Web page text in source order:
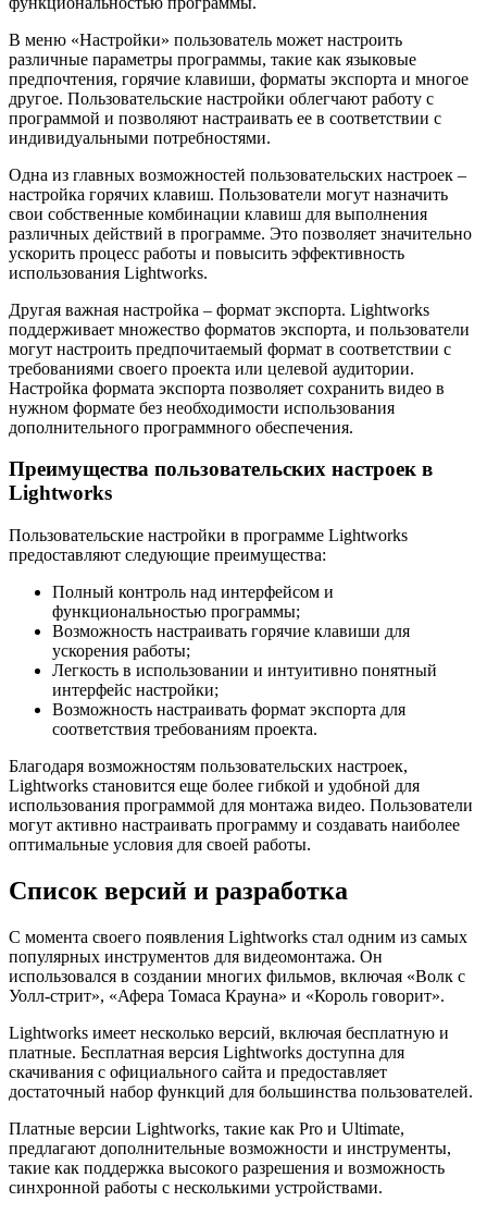
В меню «Настройки» пользователь может настроить
различные параметры программы, такие как языковые
предпочтения, горячие клавиши, форматы экспорта и многое
другое. Пользовательские настройки облегчают работу с
программой и позволяют настраивать ее в соответствии с
индивидуальными потребностями.
Одна из главных возможностей пользовательских настроек –
настройка горячих клавиш. Пользователи могут назначить
свои собственные комбинации клавиш для выполнения
различных действий в программе. Это позволяет значительно
ускорить процесс работы и повысить эффективность
использования Lightworks.
Другая важная настройка – формат экспорта. Lightworks
поддерживает множество форматов экспорта, и пользователи
могут настроить предпочитаемый формат в соответствии с
требованиями своего проекта или целевой аудитории.
Настройка формата экспорта позволяет сохранить видео в
нужном формате без необходимости использования
дополнительного программного обеспечения.
Преимущества пользовательских настроек в
Lightworks
Пользовательские настройки в программе Lightworks
предоставляют следующие преимущества:
Полный контроль над интерфейсом и
функциональностью программы;
Возможность настраивать горячие клавиши для
ускорения работы;
Легкость в использовании и интуитивно понятный
интерфейс настройки;
Возможность настраивать формат экспорта для
соответствия требованиям проекта.
Благодаря возможностям пользовательских настроек,
Lightworks становится еще более гибкой и удобной для
использования программой для монтажа видео. Пользователи
могут активно настраивать программу и создавать наиболее
оптимальные условия для своей работы.
Список версий и разработка
С момента своего появления Lightworks стал одним из самых
популярных инструментов для видеомонтажа. Он
использовался в создании многих фильмов, включая «Волк с
Уолл-стрит», «Афера Томаса Крауна» и «Король говорит».
Lightworks имеет несколько версий, включая бесплатную и
платные. Бесплатная версия Lightworks доступна для
скачивания с официального сайта и предоставляет
достаточный набор функций для большинства пользователей.
Платные версии Lightworks, такие как Pro и Ultimate,
предлагают дополнительные возможности и инструменты,
такие как поддержка высокого разрешения и возможность
синхронной работы с несколькими устройствами.